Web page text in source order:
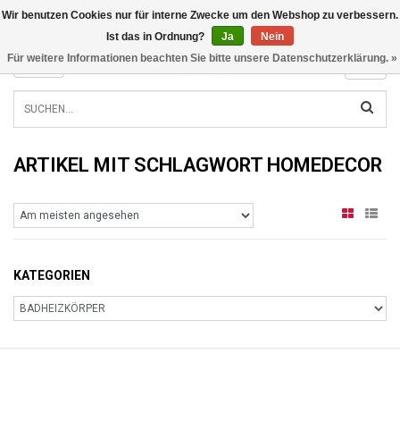
INFO@RADIATORS.SHOP
MENU
ARTIKEL MIT SCHLAGWORT HOMEDECOR
KATEGORIEN
Wir benutzen Cookies nur für interne Zwecke um den Webshop zu verbessern.
Ist das in Ordnung?
Ja
Nein
Für weitere Informationen beachten Sie bitte unsere Datenschutzerklärung. »